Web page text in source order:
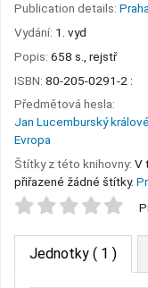
Publication details:
Vydání: 1. vyd
Popis: 658 s., rejstř
ISBN: 80-205-0291-2 :
Předmětová hesla:
Jan Lucemburský
Evropa
Štítky z této knihovny: V
přiřazené žádné štítky.
Star ratings
Jednotky ( 1 )